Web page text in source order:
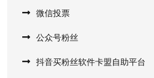
微信投票
公众号粉丝
抖音买粉丝软件卡盟自助平台